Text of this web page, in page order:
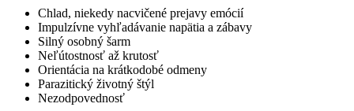
Chlad, niekedy nacvičené prejavy emócií
Impulzívne vyhľadávanie napätia a zábavy
Silný osobný šarm
Neľútostnosť až krutosť
Orientácia na krátkodobé odmeny
Parazitický životný štýl
Nezodpovednosť